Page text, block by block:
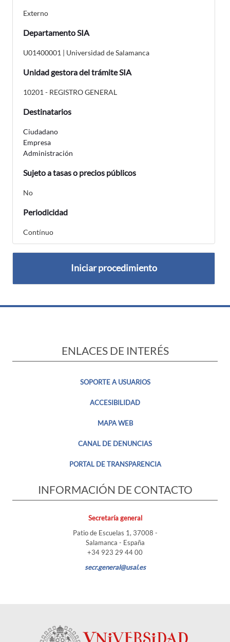
Externo
Departamento SIA
U01400001 | Universidad de Salamanca
Unidad gestora del trámite SIA
10201 - REGISTRO GENERAL
Destinatarios
Ciudadano
Empresa
Administración
Sujeto a tasas o precios públicos
No
Periodicidad
Contínuo
Iniciar procedimiento
ENLACES DE INTERÉS
SOPORTE A USUARIOS
ACCESIBILIDAD
MAPA WEB
CANAL DE DENUNCIAS
PORTAL DE TRANSPARENCIA
INFORMACIÓN DE CONTACTO
Secretaría general
Patio de Escuelas 1, 37008 -
Salamanca - España
+34 923 29 44 00
secr.general@usal.es